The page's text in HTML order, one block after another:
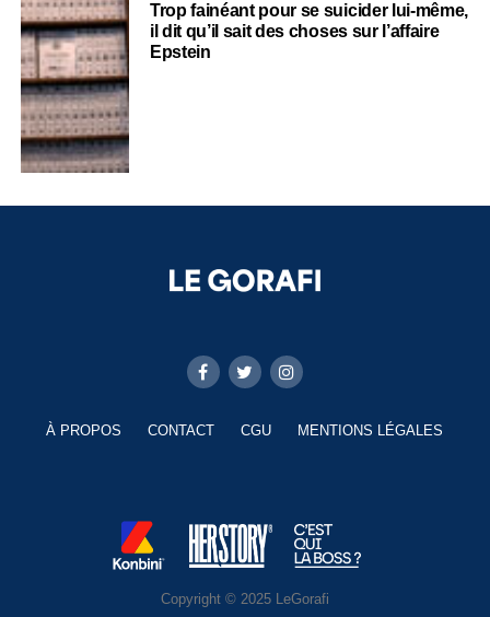
Trop fainéant pour se suicider lui-même,
il dit qu’il sait des choses sur l’affaire
Epstein
À PROPOS CONTACT CGU MENTIONS LÉGALES
Copyright © 2025 LeGorafi